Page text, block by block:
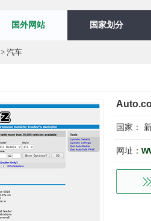
国外网站 国家划分
> 汽车
国家：
网址：